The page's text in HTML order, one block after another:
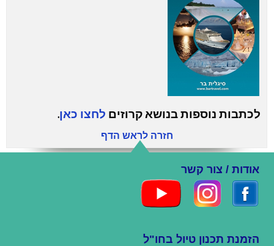
לכתבות נוספות בנושא קרוזים לחצו כאן.
חזרה לראש הדף
אודות / צור קשר
הזמנת תכנון טיול בחו"ל